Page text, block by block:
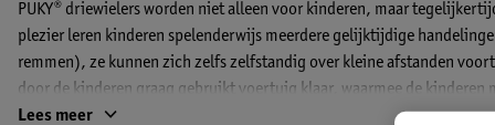
PUKY® driewielers worden niet alleen voor kinderen, maar
plezier leren kinderen spelenderwijs meerdere gelijktijdige
remmen), ze kunnen zich zelfs zelfstandig over kleine afstanden
door de kinderen graag gebruikt voertuig klaar, waarmee de kinderen
energie afneemt. Geschikt voor kinderen vanaf 2 jaar. Maximale
Lees meer